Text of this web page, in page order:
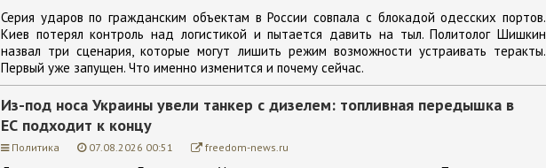
Серия ударов по гражданским объектам в России совпала с блокадой одесских портов.
Киев потерял контроль над логистикой и пытается давить на тыл. Политолог Шишкин
назвал три сценария, которые могут лишить режим возможности устраивать теракты.
Первый уже запущен. Что именно изменится и почему сейчас.
Из-под носа Украины увели танкер с дизелем: топливная передышка в
ЕС подходит к концу
Политика 07.08.2026 00:51 freedom-news.ru